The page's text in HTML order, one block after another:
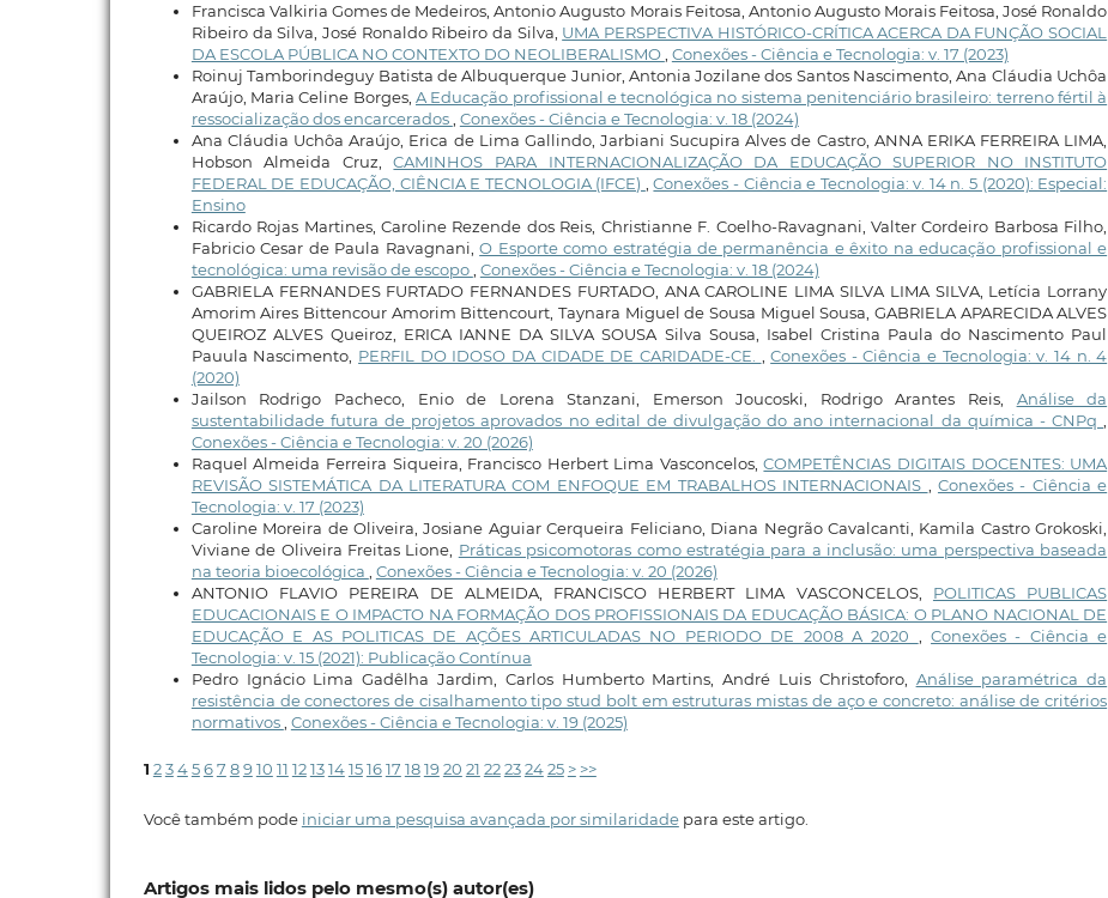
Francisca Valkiria Gomes de Medeiros, Antonio Augusto Morais Feitosa, Antonio Augusto Morais Feitosa, José Ronaldo
Ribeiro da Silva, José Ronaldo Ribeiro da Silva, UMA PERSPECTIVA HISTÓRICO-CRÍTICA ACERCA DA FUNÇÃO SOCIAL
DA ESCOLA PÚBLICA NO CONTEXTO DO NEOLIBERALISMO, Conexões - Ciência e Tecnologia: v. 17 (2023)
Roinuj Tamborindeguy Batista de Albuquerque Junior, Antonia Jozilane dos Santos Nascimento, Ana Cláudia Uchôa
Araújo, Maria Celine Borges, A Educação profissional e tecnológica no sistema penitenciário brasileiro: terreno fértil à
ressocialização dos encarcerados, Conexões - Ciência e Tecnologia: v. 18 (2024)
Ana Cláudia Uchôa Araújo, Erica de Lima Gallindo, Jarbiani Sucupira Alves de Castro, ANNA ERIKA FERREIRA LIMA,
Hobson Almeida Cruz,CAMINHOS PARA INTERNACIONALIZAÇÃO DA EDUCAÇÃO SUPERIOR NO INSTITUTO
FEDERAL DE EDUCAÇÃO, CIÊNCIA E TECNOLOGIA (IFCE) ,Conexões - Ciência e Tecnologia: v. 14 n. 5 (2020): Especial:
Ensino
Ricardo Rojas Martines, Caroline Rezende dos Reis, Christianne F. Coelho-Ravagnani, Valter Cordeiro Barbosa Filho,
Fabricio Cesar de Paula Ravagnani,O Esporte como estratégia de permanência e êxito na educação profissional e
tecnológica: uma revisão de escopo, Conexões - Ciência e Tecnologia: v. 18 (2024)
GABRIELA FERNANDES FURTADO FERNANDES FURTADO, ANA CAROLINE LIMA SILVA LIMA SILVA, Letícia Lorrany
Amorim Aires Bittencour Amorim Bittencourt, Taynara Miguel de Sousa Miguel Sousa, GABRIELA APARECIDA ALVES
QUEIROZ ALVES Queiroz, ERICA IANNE DA SILVA SOUSA Silva Sousa, Isabel Cristina Paula do Nascimento Paul
Pauula Nascimento, PERFIL DO IDOSO DA CIDADE DE CARIDADE-CE. ,Conexões - Ciência e Tecnologia: v. 14 n. 4
(2020)
Jailson Rodrigo Pacheco, Enio de Lorena Stanzani, Emerson Joucoski, Rodrigo Arantes Reis, Análise da
sustentabilidade futura de projetos aprovados no edital de divulgação do ano internacional da química - CNPq,
Conexões - Ciência e Tecnologia: v. 20 (2026)
Raquel Almeida Ferreira Siqueira, Francisco Herbert Lima Vasconcelos,COMPETÊNCIAS DIGITAIS DOCENTES: UMA
REVISÃO SISTEMÁTICA DA LITERATURA COM ENFOQUE EM TRABALHOS INTERNACIONAIS , Conexões - Ciência e
Tecnologia: v. 17 (2023)
Caroline Moreira de Oliveira, Josiane Aguiar Cerqueira Feliciano, Diana Negrão Cavalcanti, Kamila Castro Grokoski,
Viviane de Oliveira Freitas Lione, Práticas psicomotoras como estratégia para a inclusão: uma perspectiva baseada
na teoria bioecológica , Conexões - Ciência e Tecnologia: v. 20 (2026)
ANTONIO FLAVIO PEREIRA DE ALMEIDA, FRANCISCO HERBERT LIMA VASCONCELOS, POLITICAS PUBLICAS
EDUCACIONAIS E O IMPACTO NA FORMAÇÃO DOS PROFISSIONAIS DA EDUCAÇÃO BÁSICA: O PLANO NACIONAL DE
EDUCAÇÃO E AS POLITICAS DE AÇÕES ARTICULADAS NO PERIODO DE 2008 A 2020 ,Conexões - Ciência e
Tecnologia: v. 15 (2021): Publicação Contínua
Pedro Ignácio Lima Gadêlha Jardim, Carlos Humberto Martins, André Luis Christoforo, Análise paramétrica da
resistência de conectores de cisalhamento tipo stud bolt em estruturas mistas de aço e concreto: análise de critérios
normativos, Conexões - Ciência e Tecnologia: v. 19 (2025)
1 234567 8910 11 121314151617 181920 21 22232425 > >>
Você também pode iniciar uma pesquisa avançada por similaridadepara este artigo.
Artigos mais lidos pelo mesmo(s) autor(es)